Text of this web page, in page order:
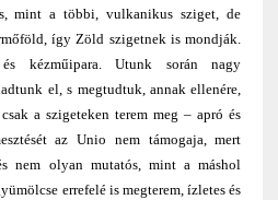
mint a többi, vulkanikus sziget, de
így Zöld szigetnek is mondják.
kézműipara. Utunk során nagy
el, s megtudtuk, annak ellenére,
a szigeteken terem meg – apró és
az Unio nem támogaja, mert
nem olyan mutatós, mint a máshol
errefelé is megterem, ízletes és